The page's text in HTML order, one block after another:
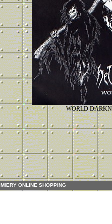
WORLD
MIERY ONLINE SHOPPING